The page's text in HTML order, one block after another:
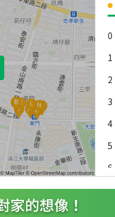
0
1
2
3
4
5
6
7